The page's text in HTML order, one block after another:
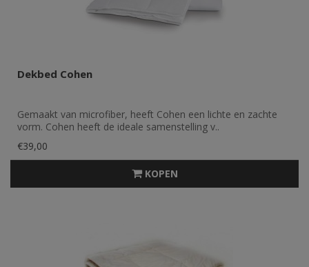
Dekbed Cohen
Gemaakt van microfiber, heeft Cohen een lichte en zachte
vorm. Cohen heeft de ideale samenstelling v..
€39,00
KOPEN